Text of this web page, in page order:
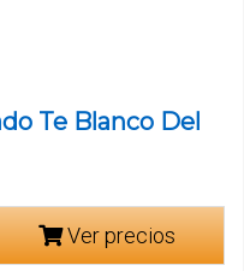
Te Blanco Del
Ver precios